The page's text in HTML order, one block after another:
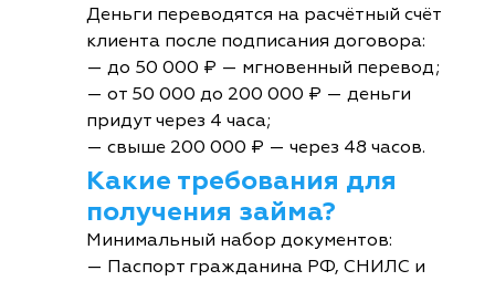
Деньги переводятся на расчётный счёт
клиента после подписания договора:
— до 50 000 ₽ — мгновенный перевод;
— от 50 000 до 200 000 ₽ — деньги
придут через 4 часа;
— свыше 200 000 ₽ — через 48 часов.
Какие требования для
получения займа?
Минимальный набор документов:
— Паспорт гражданина РФ, СНИЛС и